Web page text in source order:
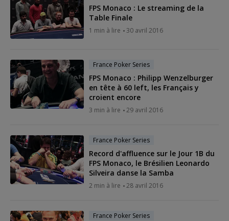
FPS Monaco : Le streaming de la
Table Finale
1 min à lire 30 avril 2016
France Poker Series
FPS Monaco : Philipp Wenzelburger
en tête à 60 left, les Français y
croient encore
3 min à lire 29 avril 2016
France Poker Series
Record d'affluence sur le Jour 1B du
FPS Monaco, le Brésilien Leonardo
Silveira danse la Samba
2 min à lire 28 avril 2016
France Poker Series